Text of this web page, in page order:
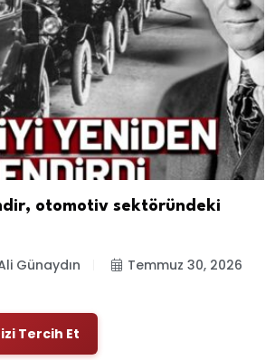
otomotiv sektöründeki
Günaydın Temmuz 30, 2026
Tercih Et